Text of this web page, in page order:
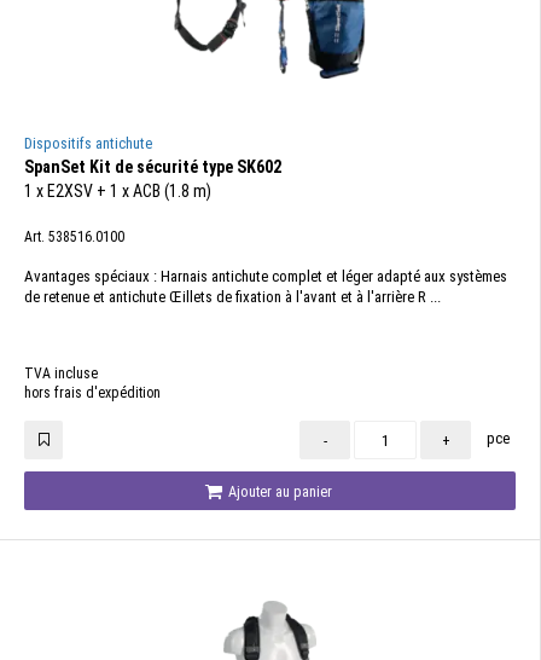
Dispositifs antichute
SpanSet Kit de sécurité type SK602
1 x E2XSV + 1 x ACB (1.8 m)
Art. 538516.0100
Avantages spéciaux : Harnais antichute complet et léger adapté aux systèmes
de retenue et antichute Œillets de fixation à l'avant et à l'arrière R ...
TVA incluse
hors frais d'expédition
- + pce
Ajouter au panier